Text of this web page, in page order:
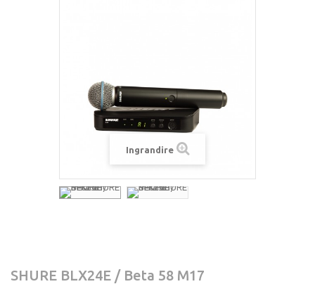
Ingrandire
SHURE BLX24E / Beta 58 M17